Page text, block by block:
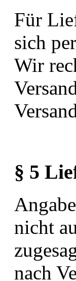
Für
sich
Wir
§ 5
nicht
nach